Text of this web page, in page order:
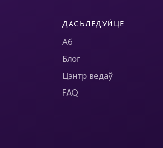
ДАСЬЛЕДУЙЦЕ
Аб
Блог
Цэнтр ведаў
FAQ